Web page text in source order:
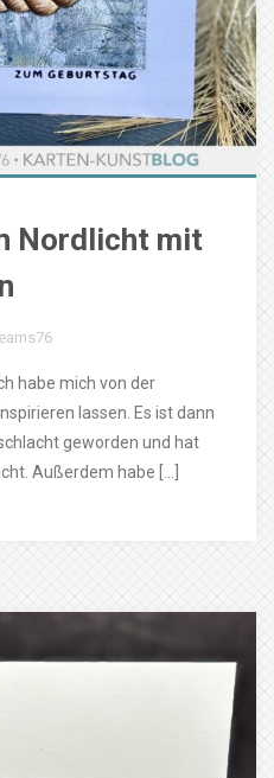
Nordlicht mit
habe mich von der
lassen. Es ist dann
geworden und hat
Außerdem habe […]